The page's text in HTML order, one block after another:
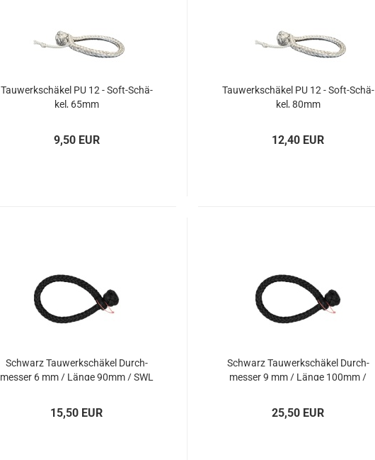
Tau­werk­schä­kel PU 12 - Soft-​Schä­
kel, 65mm
9,50 EUR
Tau­werk­schä­kel PU 12 - Soft-​Schä­
kel, 80mm
12,40 EUR
Schwarz Tau­werk­schä­kel Durch­
mes­ser 6 mm / Länge 90mm / SWL
15,50 EUR
Schwarz Tau­werk­schä­kel Durch­
mes­ser 9 mm / Länge 100mm /
25,50 EUR